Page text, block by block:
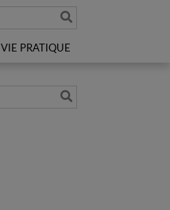
VIE PRATIQUE